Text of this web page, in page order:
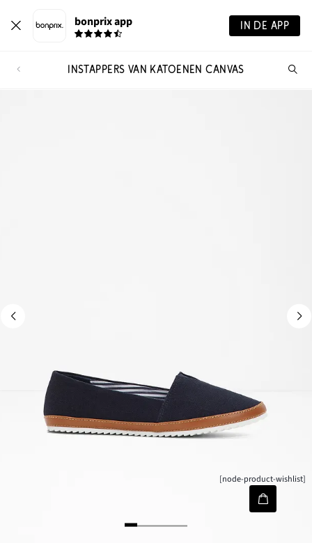
bonprix app IN DE APP
INSTAPPERS VAN KATOENEN CANVAS
[node-product-wishlist]